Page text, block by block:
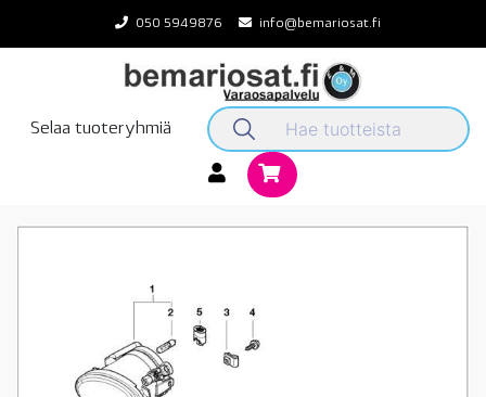
content
050 5949876 info@bemariosat.fi
Selaa tuoteryhmiä